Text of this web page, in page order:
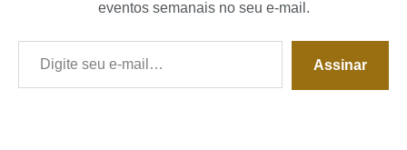
eventos semanais no seu e-mail.
Digite seu e-mail…
Assinar